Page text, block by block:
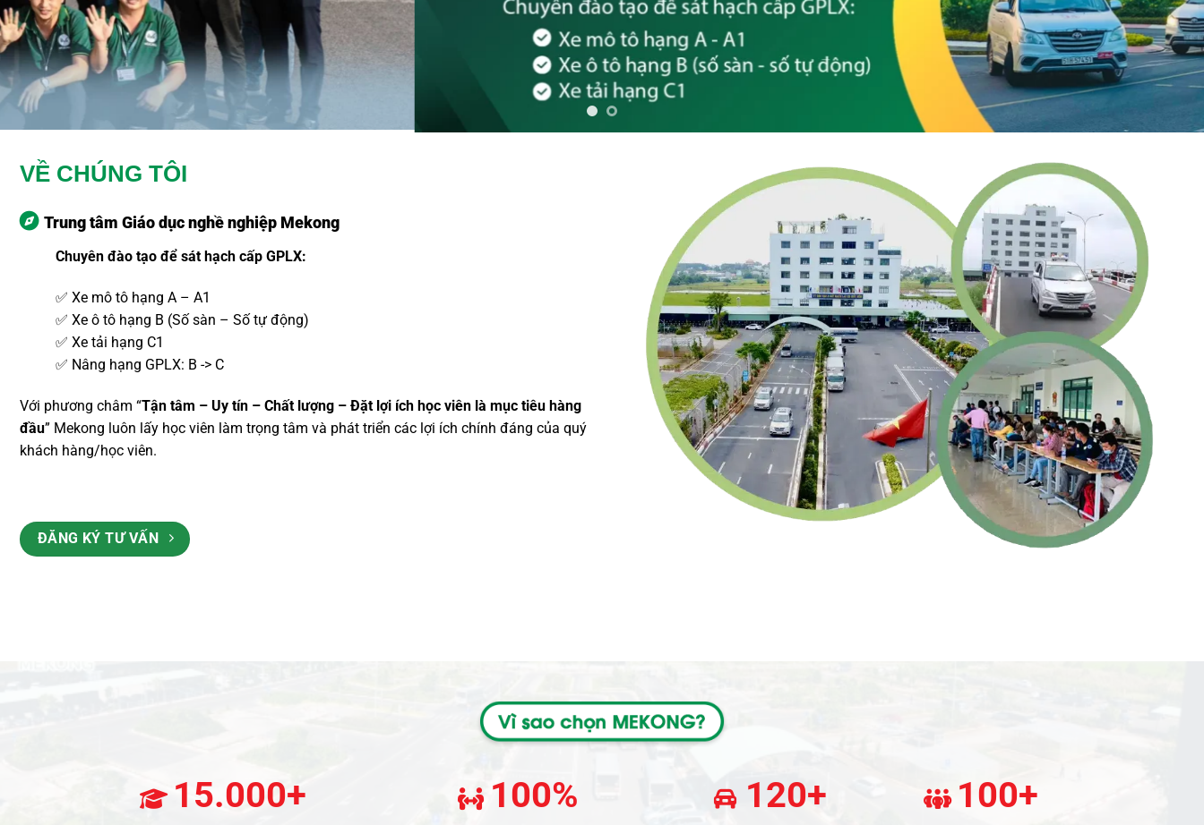
VỀ CHÚNG TÔI
Trung tâm Giáo dục nghề nghiệp Mekong
Chuyên đào tạo để sát hạch cấp GPLX:
✅ Xe mô tô hạng A – A1
✅ Xe ô tô hạng B (Số sàn – Số tự động)
✅ Xe tải hạng C1
✅ Nâng hạng GPLX: B -> C
Với phương châm “Tận tâm – Uy tín – Chất lượng – Đặt lợi ích học viên là mục tiêu hàng
đầu” Mekong luôn lấy học viên làm trọng tâm và phát triển các lợi ích chính đáng của quý
khách hàng/học viên.
ĐĂNG KÝ TƯ VẤN
15.000+ 100% 120+ 100+